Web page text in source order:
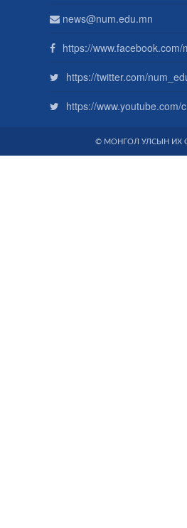
news@num.edu.mn
https://www.facebook.com/
https://twitter.com/
https://www.youtube.com/
© МОНГОЛ УЛСЫН ИХ